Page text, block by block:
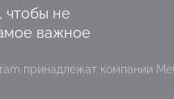
чтобы не
важное
принадлежат компании